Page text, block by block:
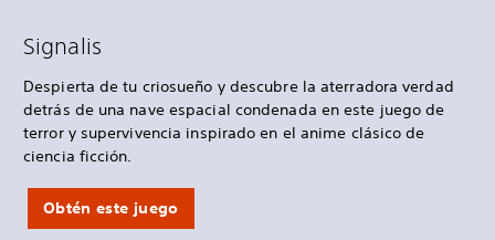
Signalis
Despierta de tu criosueño y descubre la aterradora verdad
detrás de una nave espacial condenada en este juego de
terror y supervivencia inspirado en el anime clásico de
ciencia ficción.
Obtén este juego